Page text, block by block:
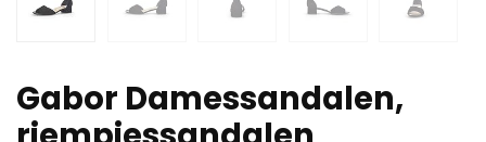
Gabor Damessandalen,